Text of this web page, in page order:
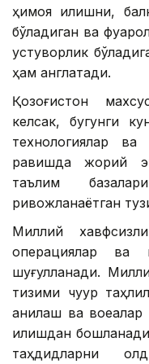
ҳимоя қилишни,
бўладиган ва
устуворлик
ҳам англатади.
Қозоғистон
келсак, бугунги
технологиялар
равишда жорий
таълим
ривожланаётган
Миллий
операциялар ва
шуғулланади.
тизими чуқур
аниқлаш ва
қилишдан
таҳдидларни